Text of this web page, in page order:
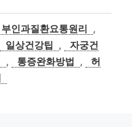
부인과질환요통원리
,
일상건강팁 ,
자궁건
, 통증완화방법 ,
허